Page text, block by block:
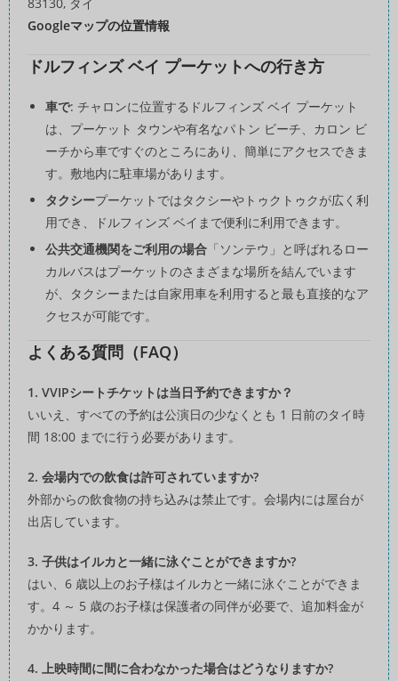
Googleマップの位置情報
ドルフィンズ ベイ プーケットへの行き方
車で: チャロンに位置するドルフィンズ ベイ プーケット
は、プーケット タウンや有名なパトン ビーチ、カロン ビ
ーチから車ですぐのところにあり、簡単にアクセスできま
す。敷地内に駐車場があります。
タクシープーケットではタクシーやトゥクトゥクが広く利
用でき、ドルフィンズ ベイまで便利に利用できます。
公共交通機関をご利用の場合 「ソンテウ」と呼ばれるロー
カルバスはプーケットのさまざまな場所を結んでいます
が、タクシーまたは自家用車を利用すると最も直接的なア
クセスが可能です。
よくある質問（FAQ）
1. VVIPシートチケットは当日予約できますか？
いいえ、すべての予約は公演日の少なくとも 1 日前のタイ時
間 18:00 までに行う必要があります。
2. 会場内での飲食は許可されていますか?
外部からの飲食物の持ち込みは禁止です。会場内には屋台が
出店しています。
3. 子供はイルカと一緒に泳ぐことができますか?
はい、6 歳以上のお子様はイルカと一緒に泳ぐことができま
す。4 ～ 5 歳のお子様は保護者の同伴が必要で、追加料金が
かかります。
4. 上映時間に間に合わなかった場合はどうなりますか?